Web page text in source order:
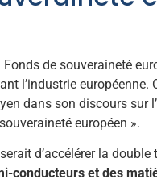
de souveraineté
l’industrie
dans son discours sur
européen ».
d’accélérer la
conducteurs et des